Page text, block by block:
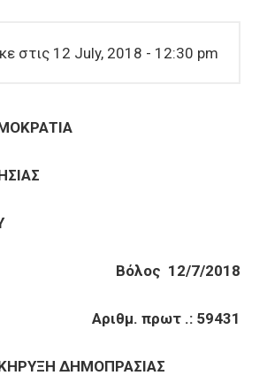
στις 12 July, 2018 - 12:30 pm
Βόλος 12/7/2018
Αριθμ. πρωτ .: 59431
ΔΗΜΟΠΡΑΣΙΑΣ